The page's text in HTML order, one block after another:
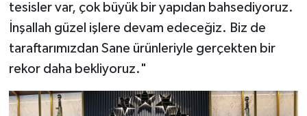
tesisler var, çok büyük bir yapıdan bahsediyoruz.
İnşallah güzel işlere devam edeceğiz. Biz de
taraftarımızdan Sane ürünleriyle gerçekten bir
rekor daha bekliyoruz."